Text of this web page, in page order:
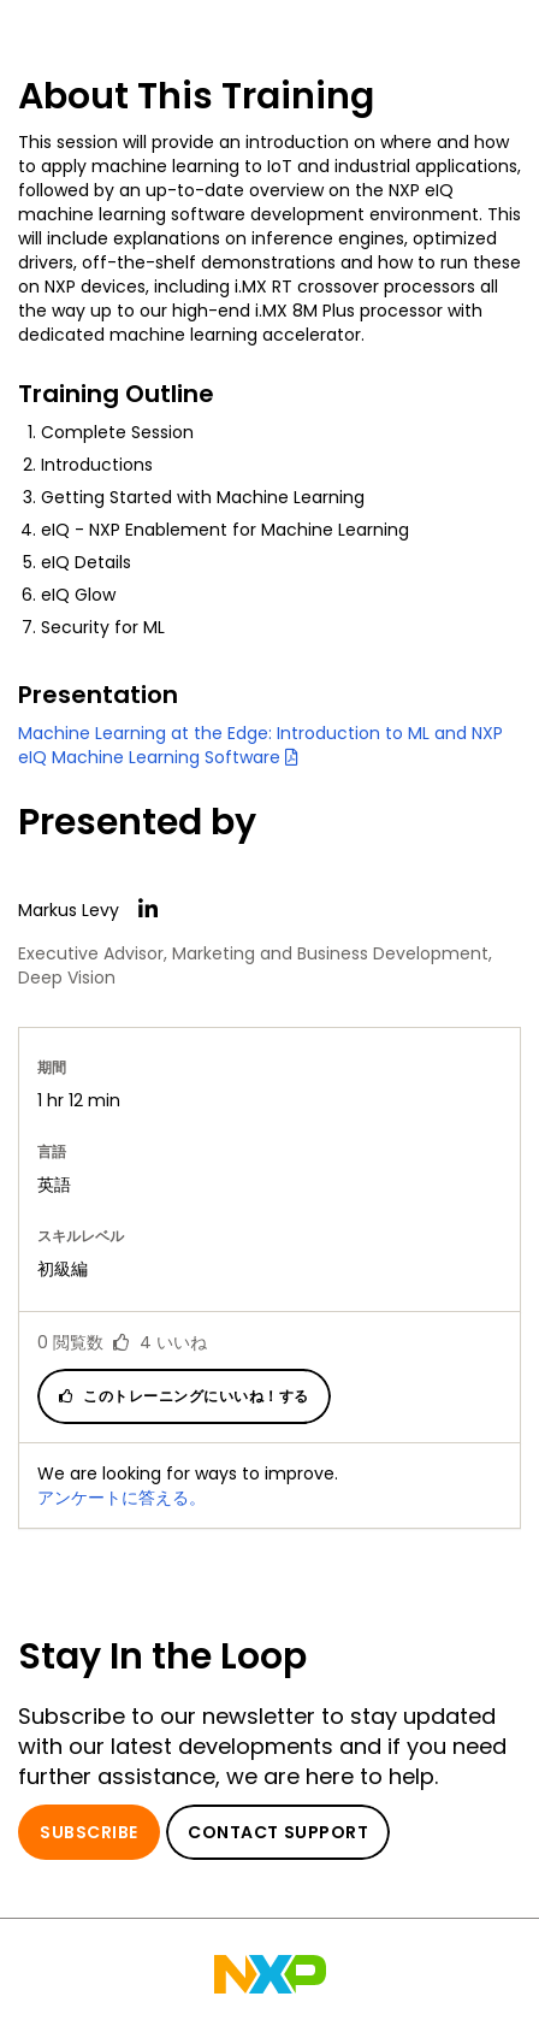
About This Training
This session will provide an introduction on where and how
to apply machine learning to IoT and industrial applications,
followed by an up-to-date overview on the NXP eIQ
machine learning software development environment. This
will include explanations on inference engines, optimized
drivers, off-the-shelf demonstrations and how to run these
on NXP devices, including i.MX RT crossover processors all
the way up to our high-end i.MX 8M Plus processor with
dedicated machine learning accelerator.
Training Outline
Complete Session
Introductions
Getting Started with Machine Learning
eIQ - NXP Enablement for Machine Learning
eIQ Details
eIQ Glow
Security for ML
Presentation
Machine Learning at the Edge: Introduction to ML and NXP
eIQ Machine Learning Software
Presented by
Markus Levy
Executive Advisor, Marketing and Business Development,
Deep Vision
期間
1 hr 12 min
言語
英語
スキルレベル
初級編
0 閲覧数 4 いいね
このトレーニングにいいね！する
We are looking for ways to improve.
アンケートに答える。
Stay In the Loop
Subscribe to our newsletter to stay updated
with our latest developments and if you need
further assistance, we are here to help.
SUBSCRIBE CONTACT SUPPORT